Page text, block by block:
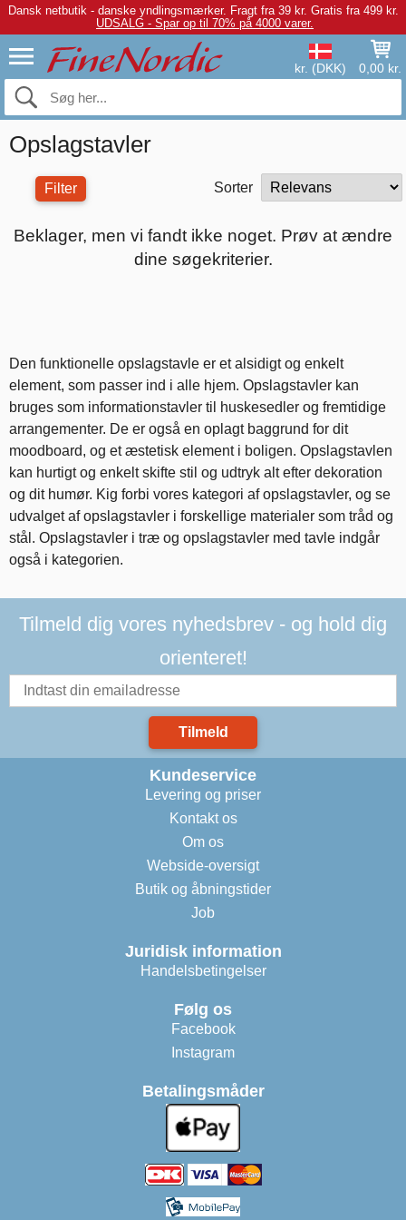
Dansk netbutik - danske yndlingsmærker. Fragt fra 39 kr. Gratis fra 499 kr.
UDSALG - Spar op til 70% på 4000 varer.
kr. (DKK) 0,00 kr.
Opslagstavler
Filter Sorter
Beklager, men vi fandt ikke noget. Prøv at ændre
dine søgekriterier.
Den funktionelle opslagstavle er et alsidigt og enkelt
element, som passer ind i alle hjem. Opslagstavler kan
bruges som informationstavler til huskesedler og fremtidige
arrangementer. De er også en oplagt baggrund for dit
moodboard, og et æstetisk element i boligen. Opslagstavlen
kan hurtigt og enkelt skifte stil og udtryk alt efter dekoration
og dit humør. Kig forbi vores kategori af opslagstavler, og se
udvalget af opslagstavler i forskellige materialer som tråd og
stål. Opslagstavler i træ og opslagstavler med tavle indgår
også i kategorien.
Tilmeld dig vores nyhedsbrev - og hold dig
orienteret!
Tilmeld
Kundeservice
Levering og priser
Kontakt os
Om os
Webside-oversigt
Butik og åbningstider
Job
Juridisk information
Handelsbetingelser
Følg os
Facebook
Instagram
Betalingsmåder